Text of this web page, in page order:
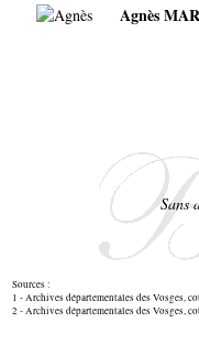
Agnès
Sans
Sources :
1 - Archives départementales des Vosges,
2 - Archives départementales des Vosges,